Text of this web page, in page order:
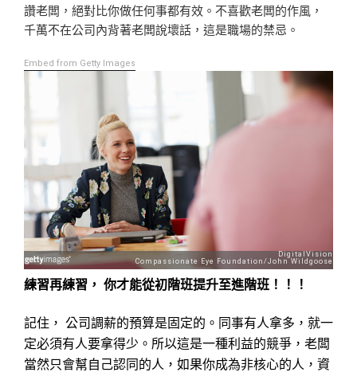
讚老闆，絕對比你做任何事都有效。不喜歡老闆的作風，
千萬不在公司內背著老闆說壞話，這是職場的禁忌。
Embed from Getty Images
練習再練習， 你才能從初階班提升至進階班！！！
記住， 公司調薪的預算是固定的。同事有人拿多，就一
定必須有人要拿得少。所以這是一種利益的競爭，老闆
當然只會幫自己認同的人，如果你成為非核心的人，資